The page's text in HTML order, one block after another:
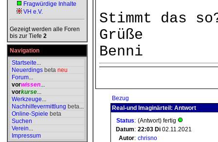
Fragwürdige Inhalte
VH e.V.
Gezeigt werden alle Foren
bis zur Tiefe 2
Navigation
Startseite...
Neuerdings beta neu
Forum...
vorwissen...
vorkurse...
Werkzeuge...
Nachhilfevermittlung beta...
Online-Spiele beta
Suchen
Verein...
Impressum
Stimmt das
Grüße
Benni
Bezug
Real-und Imaginärteil: Antwort
Status: (Antwort) fertig
Datum: 22:03 Di 02.11.2021
Autor: chrisno